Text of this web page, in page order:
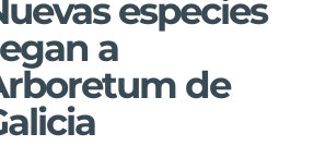
especies
a
de